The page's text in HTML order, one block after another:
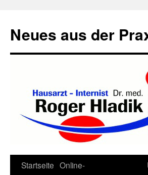
Neues aus der
Zum
Startseite Online-